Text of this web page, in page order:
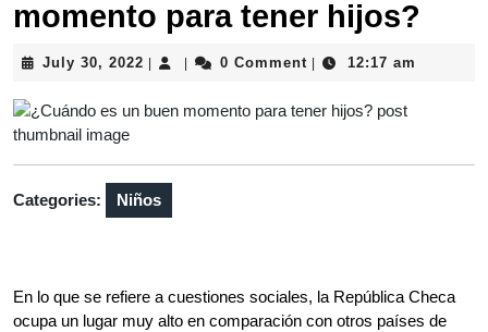
momento para tener hijos?
July 30, 2022 July
2022
0 Comment 12:17 am
Categories: Niños
En lo que se refiere a cuestiones sociales, la República Checa
ocupa un lugar muy alto en comparación con otros países de